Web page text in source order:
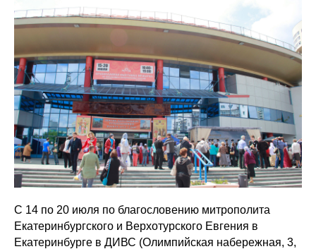
С 14 по 20 июля по благословению митрополита
Екатеринбургского и Верхотурского Евгения в
Екатеринбурге в ДИВС (Олимпийская набережная, 3,